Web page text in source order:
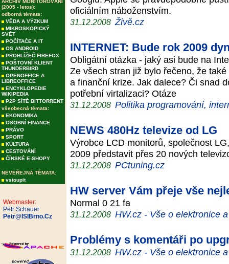
ARCHÍV MONITOROVÁNÍ
(2005 - letos):
odborná témata:
VĚDA A VÝZKUM
MIKROSKOPICKÝ
SVĚT
POČÍTAČE A IT
OS ANDROID
PROHLÍŽEČ FIREFOX
POŠTOVNÍ KLIENT
THUNDERBIRD
OPENOFFICE A
LIBREOFFICE
ENCYKLOPEDIE
WIKIPEDIA
P2P SÍTĚ BITTORRENT
všeobecná témata:
EKONOMIKA
OSOBNÍ FINANCE
PRÁVO
SPORT
KULTURA
CESTOVÁNÍ
ČÍNSKÉ E-SHOPY
NEVEŘEJNÁ TÉMATA:
vstoupit
Webmaster:
Petr Schauer
Petr@ISIBrno.Cz
oficiálním náboženstvím.
31.12.2008 Živě.cz
INTERNET: Bude rok 2009
Obligátní otázka - jaký asi bude na
Ze všech stran již bylo řečeno, že
a finanční krize. Jak dalece? Či snad
potřební virtalizaci? Otáze
31.12.2008 Politika programování,
NEWS 480Hz televize od LG
Výrobce LCD monitorů, společnost
2009 představit přes 20 nových
31.12.2008 PCtuning.cz
HW server Vám přeje vše
Normal 0 21 fa
31.12.2008 HW.cz - Vše o elektronice
Problémy s komentáři po
31.12.2008 HW.cz - Vše o elektronice